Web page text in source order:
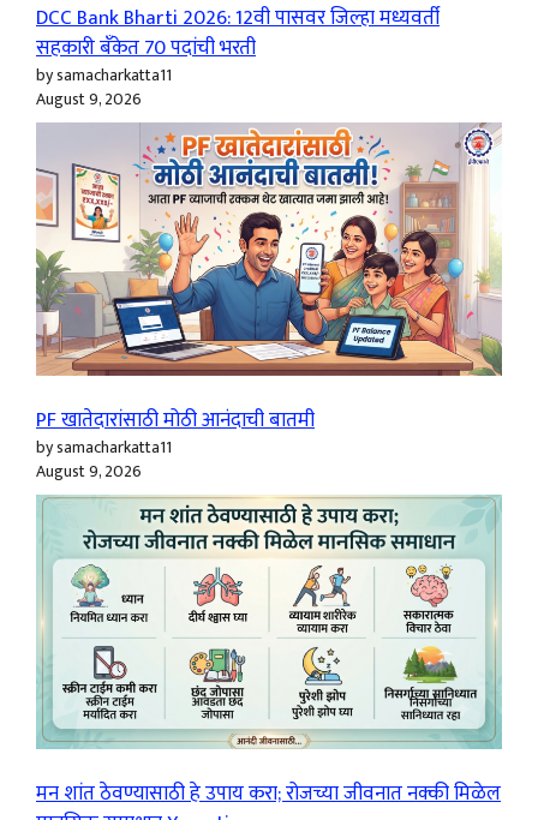
DCC Bank Bharti 2026: 12वी पासवर जिल्हा मध्यवर्ती
सहकारी बँकेत 70 पदांची भरती
by samacharkatta11
August 9, 2026
PF खातेदारांसाठी मोठी आनंदाची बातमी
by samacharkatta11
August 9, 2026
मन शांत ठेवण्यासाठी हे उपाय करा; रोजच्या जीवनात नक्की मिळेल